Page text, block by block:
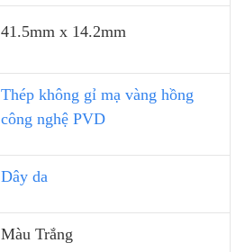
41.5mm x 14.2mm
Thép không gỉ mạ vàng hồng
công nghệ PVD
Dây da
Màu Trắng